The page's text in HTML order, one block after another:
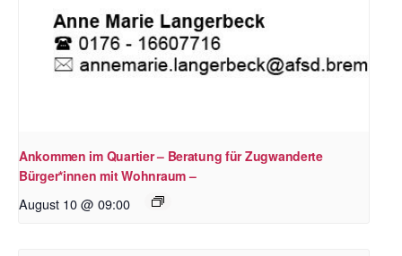
Ankommen im Quartier – Beratung für Zugwanderte
Bürger*innen mit Wohnraum –
August 10 @ 09:00